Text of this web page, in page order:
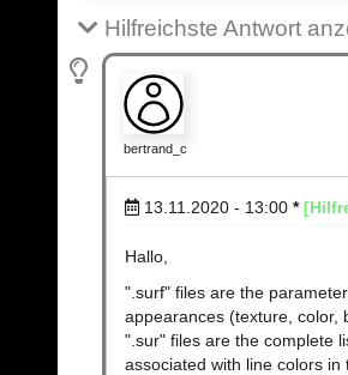
Hilfreichste Antwort
bertrand_c
13.11.2020 - 13:00 *
Hallo,
".surf" files are the
appearances (texture, color,
".sur" files are the complete
associated with line colors in